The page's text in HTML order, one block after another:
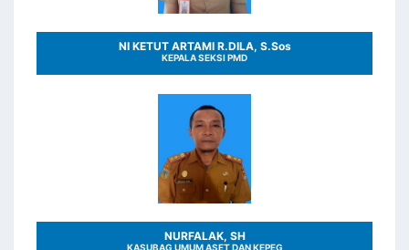
NI KETUT ARTAMI R.DILA, S.Sos
KEPALA SEKSI PMD
NURFALAK, SH
KASUBAG UMUM ASET DAN KEPEG